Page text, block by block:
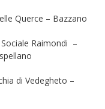
Querce – Bazzano
Raimondi –
di Vedegheto –